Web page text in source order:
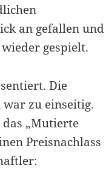
an gefallen und
gespielt.
Die
war zu einseitig.
„Mutierte
Preisnachlass